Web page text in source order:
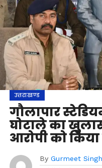
उत्तराखण्ड
गौलापार
घोटाले का
आरोपी को किया
By Gurmeet